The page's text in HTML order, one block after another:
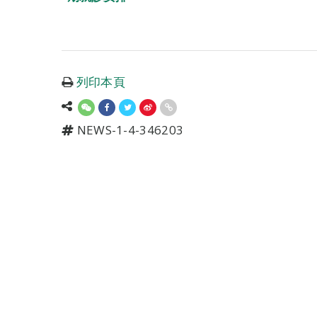
列印本頁
NEWS-1-4-346203